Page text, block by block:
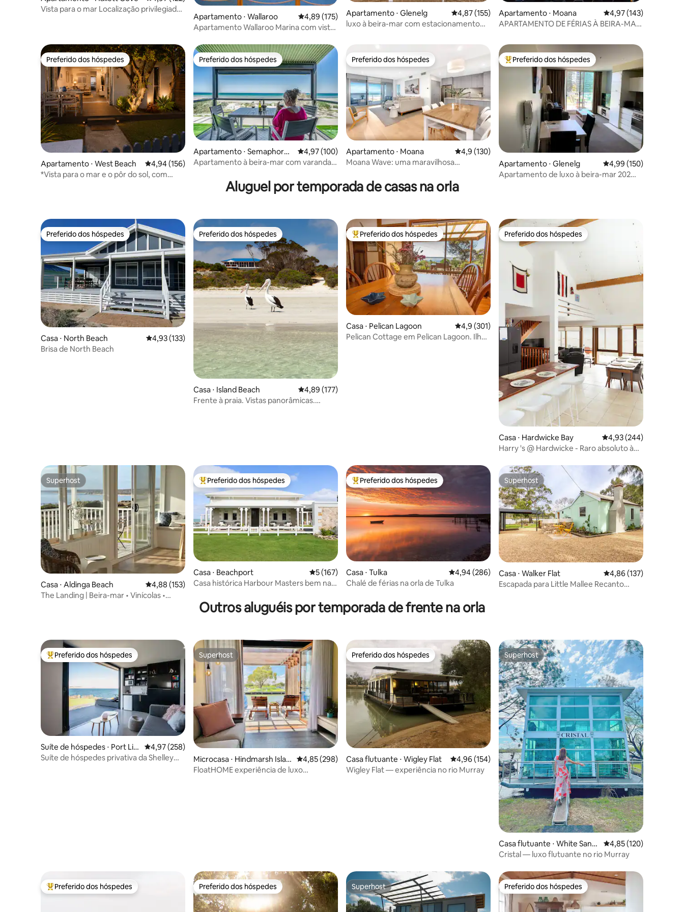
Vista para o mar Localização privilegiada
Apartamento ⋅ Wallaroo 4,89 de uma avaliação média de 5, 175 avaliações
4,89 (175)
Apartamento Wallaroo Marina com vista
Apartamento ⋅ Glenelg 4,87 de uma avaliação média de 5, 155 avaliações
4,87 (155)
luxo à beira-mar com estacionamento
Apartamento ⋅ Moana 4,97 de uma avaliação
4,97 (143)
APARTAMENTO DE FÉRIAS À BEIRA-MAR
Preferido dos hóspedes
Preferido dos hóspedes
Apartamento ⋅ West Beach 4,94 de uma avaliação média de 5, 156 avaliações
4,94 (156)
*Vista para o mar e o pôr do sol, com
Preferido dos hóspedes
Preferido dos hóspedes
Apartamento ⋅ Semaphore
Park
4,97 de uma avaliação média de 5, 100 avaliações
4,97 (100)
Apartamento à beira-mar com varanda e
Preferido dos hóspedes
Preferido dos hóspedes
Apartamento ⋅ Moana 4,9 de uma avaliação média de 5, 130 avaliações
4,9 (130)
Moana Wave: uma maravilhosa
Entre os melhores preferidos dos hóspedes
Preferido dos hóspedes
Apartamento ⋅ Glenelg 4,99 de uma avaliação
4,99 (150)
Apartamento de luxo à beira-mar 202
Aluguel por temporada de casas na orla
Preferido dos hóspedes
Preferido dos hóspedes
Casa ⋅ North Beach 4,93 de uma avaliação média de 5, 133 avaliações
4,93 (133)
Brisa de North Beach
Preferido dos hóspedes
Preferido dos hóspedes
Casa ⋅ Island Beach 4,89 de uma avaliação média de 5, 177 avaliações
4,89 (177)
Frente à praia. Vistas panorâmicas.
Entre os melhores preferidos dos hóspedes
Preferido dos hóspedes
Casa ⋅ Pelican Lagoon 4,9 de uma avaliação média de 5, 301 avaliações
4,9 (301)
Pelican Cottage em Pelican Lagoon. Ilha
Preferido dos hóspedes
Preferido dos hóspedes
Casa ⋅ Hardwicke Bay 4,93 de uma avaliação
4,93 (244)
Harry 's @ Hardwicke - Raro absoluto à
Superhost
Superhost
Casa ⋅ Aldinga Beach 4,88 de uma avaliação média de 5, 153 avaliações
4,88 (153)
The Landing | Beira-mar • Vinícolas •
Entre os melhores preferidos dos hóspedes
Preferido dos hóspedes
Casa ⋅ Beachport 5 de uma avaliação média de 5, 167 avaliações
5 (167)
Casa histórica Harbour Masters bem na
Entre os melhores preferidos dos hóspedes
Preferido dos hóspedes
Casa ⋅ Tulka 4,94 de uma avaliação média de 5, 286 avaliações
4,94 (286)
Chalé de férias na orla de Tulka
Superhost
Superhost
Casa ⋅ Walker Flat 4,86 de uma avaliação
4,86 (137)
Escapada para Little Mallee Recanto
Outros aluguéis por temporada de frente na orla
Entre os melhores preferidos dos hóspedes
Preferido dos hóspedes
Suíte de hóspedes ⋅ Port Lin
coln
4,97 de uma avaliação média de 5, 258 avaliações
4,97 (258)
Suíte de hóspedes privativa da Shelley
Superhost
Superhost
Microcasa ⋅ Hindmarsh Islan
d
4,85 de uma avaliação média de 5, 298 avaliações
4,85 (298)
FloatHOME experiência de luxo
Preferido dos hóspedes
Preferido dos hóspedes
Casa flutuante ⋅ Wigley Flat 4,96 de uma avaliação média de 5, 154 avaliações
4,96 (154)
Wigley Flat — experiência no rio Murray
Superhost
Superhost
Casa flutuante ⋅ White Sand
s
4,85 de uma avaliação
4,85 (120)
Cristal — luxo flutuante no rio Murray
Entre os melhores preferidos dos hóspedes
Preferido dos hóspedes Preferido dos hóspedes
Preferido dos hóspedes Superhost
Superhost Preferido dos hóspedes
Preferido dos hóspedes